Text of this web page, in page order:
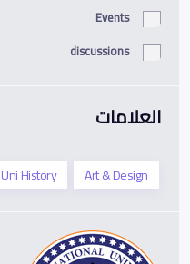
Events
discussions
العلامات
Art & Design
Uni History